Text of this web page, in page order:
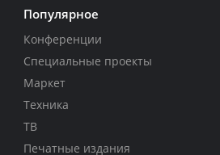
Популярное
Конференции
Специальные проекты
Маркет
Техника
ТВ
Печатные издания